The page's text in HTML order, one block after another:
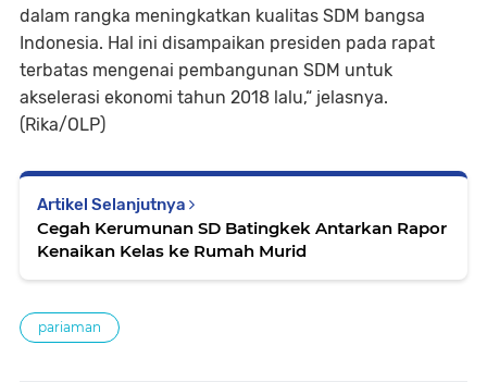
dalam rangka meningkatkan kualitas SDM bangsa
Indonesia. Hal ini disampaikan presiden pada rapat
terbatas mengenai pembangunan SDM untuk
akselerasi ekonomi tahun 2018 lalu,“ jelasnya.
(Rika/OLP)
Artikel Selanjutnya
Cegah Kerumunan SD Batingkek Antarkan Rapor
Kenaikan Kelas ke Rumah Murid
pariaman